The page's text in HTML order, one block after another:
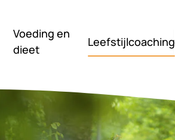
Voeding en
dieet
Leefstijlcoaching